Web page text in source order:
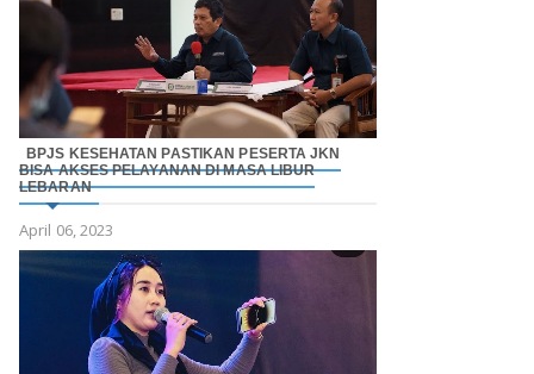
BPJS KESEHATAN PASTIKAN PESERTA JKN
BISA AKSES PELAYANAN DI MASA LIBUR
LEBARAN
April 06, 2023